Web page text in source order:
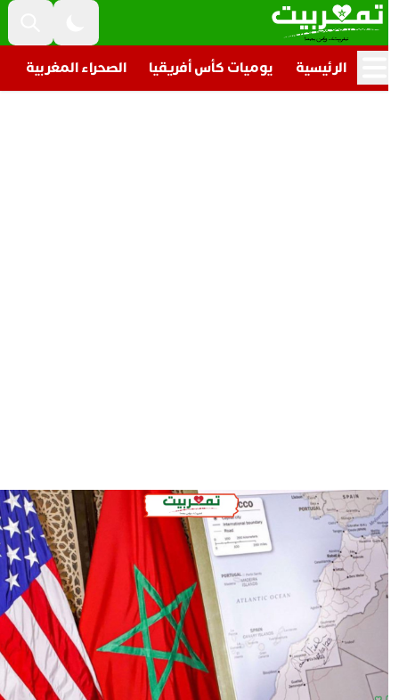
الرئيسية يوميات كأس أفريقيا الصحراء المغربية